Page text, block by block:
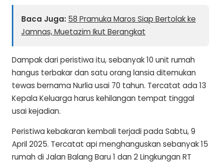
Baca Juga: 58 Pramuka Maros Siap Bertolak ke
Jamnas, Muetazim Ikut Berangkat
Dampak dari peristiwa itu, sebanyak 10 unit rumah
hangus terbakar dan satu orang lansia ditemukan
tewas bernama Nurlia usai 70 tahun. Tercatat ada 13
Kepala Keluarga harus kehilangan tempat tinggal
usai kejadian.
Peristiwa kebakaran kembali terjadi pada Sabtu, 9
April 2025. Tercatat api menghanguskan sebanyak 15
rumah di Jalan Balang Baru 1 dan 2 Lingkungan RT